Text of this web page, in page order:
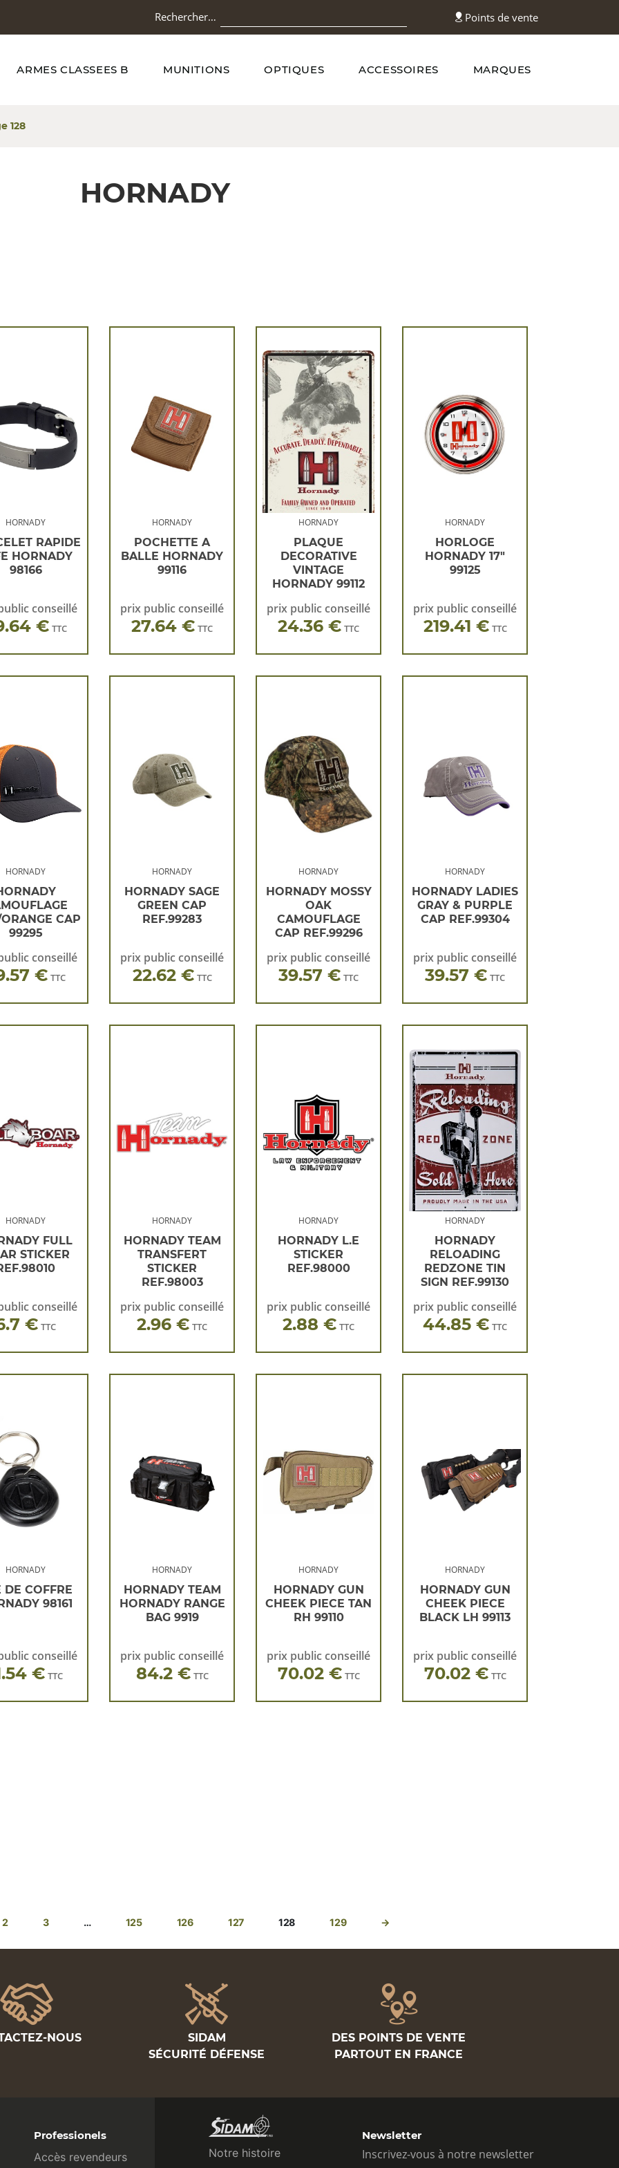
Rechercher… Points de vente
ARMES CLASSEES B MUNITIONS OPTIQUES ACCESSOIRES MARQUES
128
HORNADY
HORNADY
RAPIDE
HORNADY
98166
conseillé
€ TTC
HORNADY
POCHETTE A
BALLE HORNADY
99116
prix public conseillé
27.64 € TTC
HORNADY
PLAQUE
DECORATIVE
VINTAGE
HORNADY 99112
prix public conseillé
24.36 € TTC
HORNADY
HORLOGE
HORNADY 17″
99125
prix public conseillé
219.41 € TTC
HORNADY
CAP
99295
conseillé
€ TTC
HORNADY
HORNADY SAGE
GREEN CAP
REF.99283
prix public conseillé
22.62 € TTC
HORNADY
HORNADY MOSSY
OAK
CAMOUFLAGE
CAP REF.99296
prix public conseillé
39.57 € TTC
HORNADY
HORNADY LADIES
GRAY & PURPLE
CAP REF.99304
prix public conseillé
39.57 € TTC
HORNADY
FULL
STICKER
conseillé
€ TTC
HORNADY
HORNADY TEAM
TRANSFERT
STICKER
REF.98003
prix public conseillé
2.96 € TTC
HORNADY
HORNADY L.E
STICKER
REF.98000
prix public conseillé
2.88 € TTC
HORNADY
HORNADY
RELOADING
REDZONE TIN
SIGN REF.99130
prix public conseillé
44.85 € TTC
HORNADY
DE COFFRE
98161
conseillé
€ TTC
HORNADY
HORNADY TEAM
HORNADY RANGE
BAG 9919
prix public conseillé
84.2 € TTC
HORNADY
HORNADY GUN
CHEEK PIECE TAN
RH 99110
prix public conseillé
70.02 € TTC
HORNADY
HORNADY GUN
CHEEK PIECE
BLACK LH 99113
prix public conseillé
70.02 € TTC
2 3 … 125 126 127 128 129 →
NOUS
SIDAM
SÉCURITÉ DÉFENSE
DES POINTS DE VENTE
PARTOUT EN FRANCE
Professionels
Accès revendeurs Notre histoire
Newsletter
Inscrivez-vous à notre newsletter